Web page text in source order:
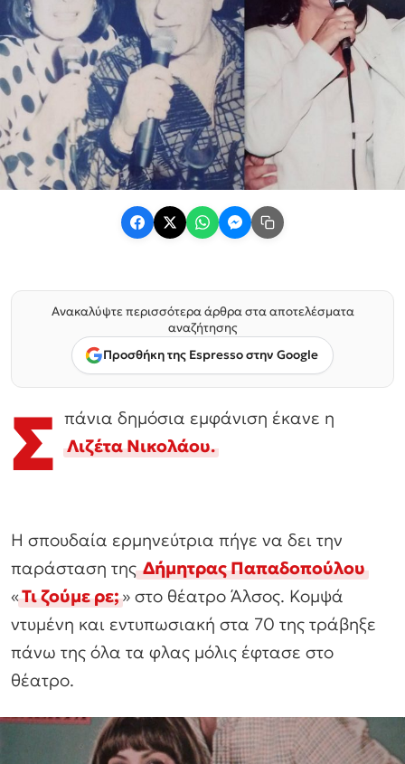
Ανακαλύψτε περισσότερα άρθρα στα αποτελέσματα
αναζήτησης
Προσθήκη της Espresso στην Google
Σ πάνια δημόσια εμφάνιση έκανε η
Λιζέτα Νικολάου.
Η σπουδαία ερμηνεύτρια πήγε να δει την
παράσταση τηςΔήμητρας Παπαδοπούλου
«Τι ζούμε ρε;» στο θέατρο Άλσος. Κομψά
ντυμένη και εντυπωσιακή στα 70 της τράβηξε
πάνω της όλα τα φλας μόλις έφτασε στο
θέατρο.